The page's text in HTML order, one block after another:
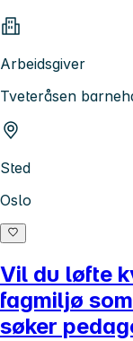
Arbeidsgiver
Tveteråsen
Sted
Oslo
Vil du løfte
fagmiljø
søker